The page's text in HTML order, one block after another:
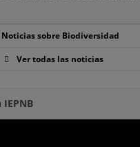
Noticias sobre Biodiversidad
Ver todas las noticias